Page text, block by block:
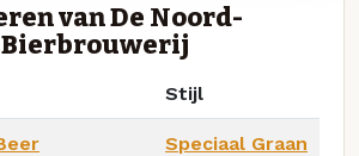
van De Noord-
Bierbrouwerij
Stijl
Speciaal Graan